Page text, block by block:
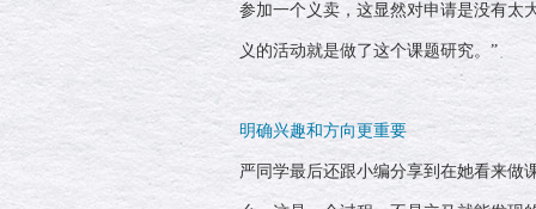
参加一个义卖，这显然对申请是没有太
义的活动就是做了这个课题研究。”
明确兴趣和方向更重要
严同学最后还跟小编分享到在她看来做